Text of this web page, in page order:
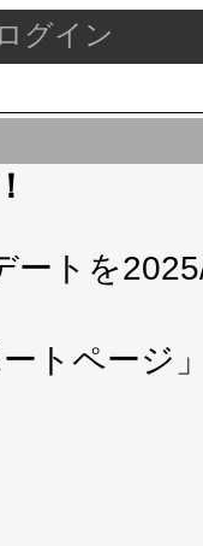
ログイン
ートを
ートページ」